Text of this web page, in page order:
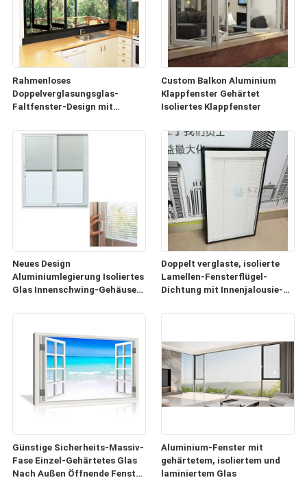
Rahmenloses
Doppelverglasungsglas-
Faltfenster-Design mit
Produktionsunternehmen
Custom Balkon Aluminium
Klappfenster Gehärtet
Isoliertes Klappfenster
Neues Design
Aluminiumlegierung Isoliertes
Glas Innenschwing-Gehäuse
Doppelt verglaste, isolierte
Lamellen-Fensterflügel-
Dichtung mit Innenjalousie-
Günstige Sicherheits-Massiv-
Fase Einzel-Gehärtetes Glas
Nach Außen Öffnende Fenster
Aluminium-Fenster mit
gehärtetem, isoliertem und
laminiertem Glas